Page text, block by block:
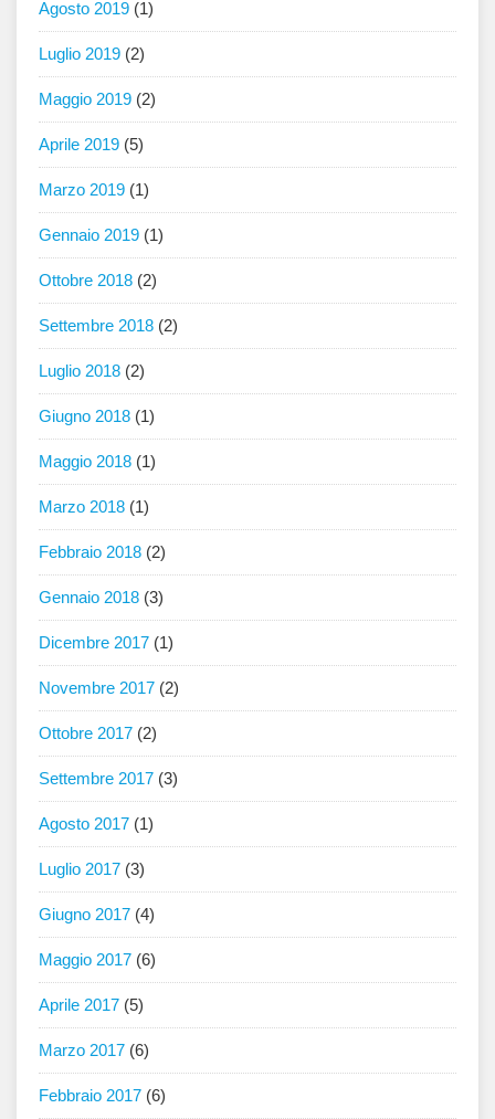
Agosto 2019 (1)
Luglio 2019 (2)
Maggio 2019 (2)
Aprile 2019 (5)
Marzo 2019 (1)
Gennaio 2019 (1)
Ottobre 2018 (2)
Settembre 2018 (2)
Luglio 2018 (2)
Giugno 2018 (1)
Maggio 2018 (1)
Marzo 2018 (1)
Febbraio 2018 (2)
Gennaio 2018 (3)
Dicembre 2017 (1)
Novembre 2017 (2)
Ottobre 2017 (2)
Settembre 2017 (3)
Agosto 2017 (1)
Luglio 2017 (3)
Giugno 2017 (4)
Maggio 2017 (6)
Aprile 2017 (5)
Marzo 2017 (6)
Febbraio 2017 (6)